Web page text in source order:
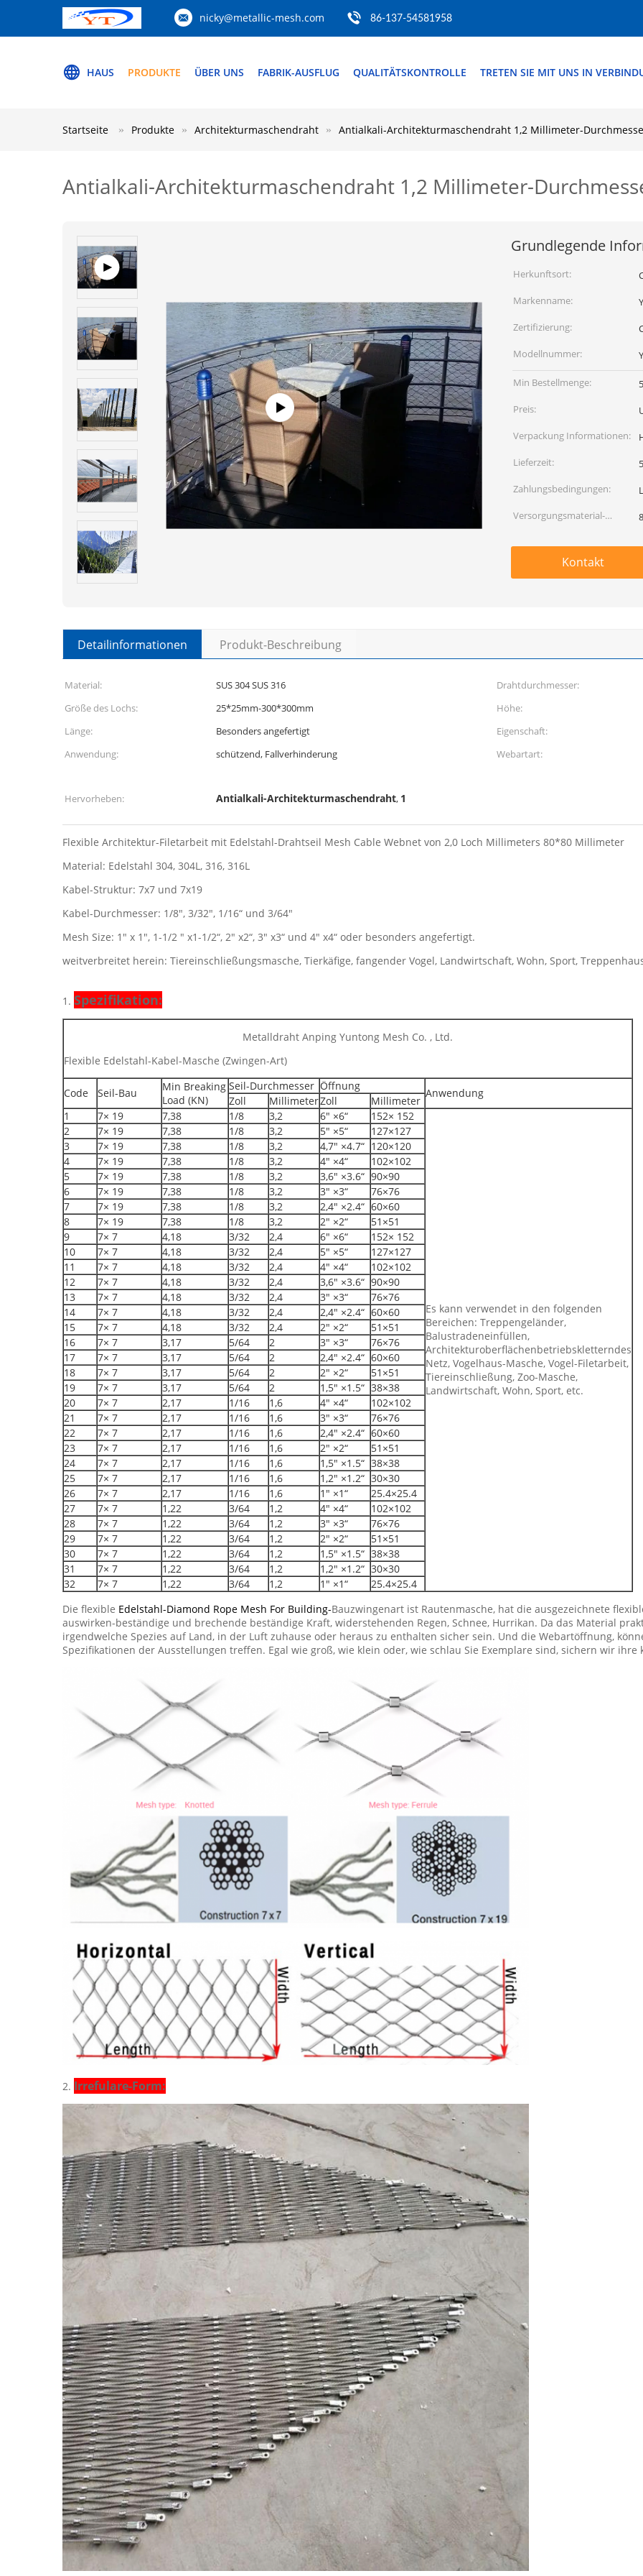
nicky@metallic-mesh.com 86-137-54581958
HAUS PRODUKTE ÜBER UNS FABRIK-AUSFLUG QUALITÄTSKONTROLLE TRETEN SIE MIT UNS IN
Startseite Produkte Architekturmaschendraht Antialkali-Architekturmaschendraht 1,2 Millimeter-
Antialkali-Architekturmaschendraht 1,2 Millimeter-
Grundlegende
Herkunftsort:
Markenname:
Zertifizierung:
Modellnummer:
Min Bestellmenge:
5
Preis:
Verpackung Informationen:
Lieferzeit:
Zahlungsbedingungen:
Versorgungsmaterial-
Kontakt
Detailinformationen Produkt-Beschreibung
Material: SUS 304 SUS 316 Drahtdurchmesser:
Größe des Lochs:
25*25mm-300*300mm Höhe:
Länge:
Besonders angefertigt Eigenschaft:
Anwendung:
schützend, Fallverhinderung Webartart:
Hervorheben:
Antialkali-Architekturmaschendraht, 1
Flexible Architektur-Filetarbeit mit Edelstahl-Drahtseil Mesh Cable Webnet von 2,0 Loch Millimeters 80*80 Millimeter
Material: Edelstahl 304, 304L, 316, 316L
Kabel-Struktur: 7x7 und 7x19
Kabel-Durchmesser: 1/8", 3/32", 1/16“ und 3/64"
Mesh Size: 1" x 1", 1-1/2 " x1-1/2“, 2" x2“, 3" x3“ und 4" x4“ oder besonders angefertigt.
weitverbreitet herein: Tiereinschließungsmasche, Tierkäfige, fangender Vogel, Landwirtschaft, Wohn, Sport,
1. Spezifikation:
Metalldraht Anping Yuntong Mesh Co. , Ltd.
Flexible Edelstahl-Kabel-Masche (Zwingen-Art)
Code Seil-Bau
Min Breaking
Load (KN)
Seil-Durchmesser Öffnung
Anwendung
Zoll MillimeterZoll
Millimeter
1
7× 19 7,38 1/8 3,2 6" ×6“ 152× 152
Es kann verwendet in den folgenden
Bereichen: Treppengeländer,
Balustradeneinfüllen,
Architekturoberflächenbetriebskletterndes
Netz, Vogelhaus-Masche, Vogel-Filetarbeit,
Tiereinschließung, Zoo-Masche,
Landwirtschaft, Wohn, Sport, etc.
2 7× 19 7,38 1/8 3,2 5" ×5“
127×127
3
7× 19 7,38 1/8 3,2 4,7" ×4.7“ 120×120
4
7× 19 7,38 1/8 3,2 4" ×4“
102×102
5
7× 19 7,38 1/8 3,2 3,6" ×3.6“ 90×90
6
7× 19 7,38 1/8 3,2 3" ×3“
76×76
7
7× 19 7,38 1/8 3,2 2,4" ×2.4“ 60×60
8
7× 19 7,38 1/8 3,2 2" ×2“
51×51
9
7× 7 4,18 3/32 2,4 6" ×6“
152× 152
10
7× 7 4,18 3/32 2,4 5" ×5“
127×127
11
7× 7 4,18 3/32 2,4 4" ×4“
102×102
12
7× 7 4,18 3/32 2,4 3,6" ×3.6“ 90×90
13
7× 7 4,18 3/32 2,4 3" ×3“
76×76
14
7× 7 4,18 3/32 2,4 2,4" ×2.4“ 60×60
15
7× 7 4,18 3/32 2,4 2" ×2“
51×51
16
7× 7 3,17 5/64 2 3" ×3“
76×76
17
7× 7 3,17 5/64 2 2,4" ×2.4“ 60×60
18
7× 7 3,17 5/64 2 2" ×2“
51×51
19
7× 7 3,17 5/64 2 1,5" ×1.5“ 38×38
20
7× 7 2,17 1/16 1,6 4" ×4“
102×102
21
7× 7 2,17 1/16 1,6 3" ×3“
76×76
22
7× 7 2,17 1/16 1,6 2,4" ×2.4“ 60×60
23
7× 7 2,17 1/16 1,6 2" ×2“
51×51
24
7× 7 2,17 1/16 1,6 1,5" ×1.5“ 38×38
25
7× 7 2,17 1/16 1,6 1,2" ×1.2“ 30×30
26
7× 7 2,17 1/16 1,6 1" ×1“
25.4×25.4
27
7× 7 1,22 3/64 1,2 4" ×4“
102×102
28
7× 7 1,22 3/64 1,2 3" ×3“
76×76
29
7× 7 1,22 3/64 1,2 2" ×2“
51×51
30
7× 7 1,22 3/64 1,2 1,5" ×1.5“ 38×38
31
7× 7 1,22 3/64 1,2 1,2" ×1.2“ 30×30
32
7× 7 1,22 3/64 1,2 1" ×1“
25.4×25.4
Die flexible Edelstahl-Diamond Rope Mesh For Building-Bauzwingenart ist Rautenmasche, hat die ausgezeichnete
auswirken-beständige und brechende beständige Kraft, widerstehenden Regen, Schnee, Hurrikan. Da das Material
irgendwelche Spezies auf Land, in der Luft zuhause oder heraus zu enthalten sicher sein. Und die Webartöffnung,
Spezifikationen der Ausstellungen treffen. Egal wie groß, wie klein oder, wie schlau Sie Exemplare sind, sichern wir ihre
2. Irrefulare-Form: